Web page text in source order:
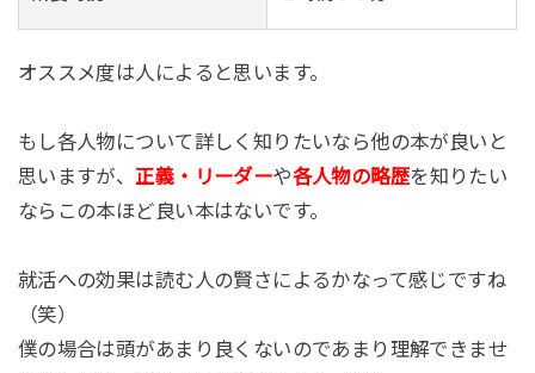
オススメ度は人によると思います。
もし各人物について詳しく知りたいなら他の本が良いと
思いますが、 正義・リーダーや各人物の略歴を知りたい
ならこの本ほど良い本はないです。
就活への効果は読む人の賢さによるかなって感じですね
（笑）
僕の場合は頭があまり良くないのであまり理解できませ